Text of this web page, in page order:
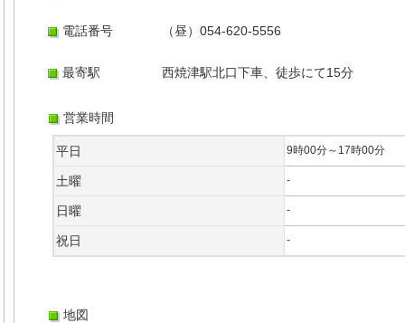
電話番号 （昼）054-620-5556
最寄駅 西焼津駅北口下車、徒歩にて15分
営業時間
平日 9時00分～17時00分
土曜 -
日曜 -
祝日 -
地図